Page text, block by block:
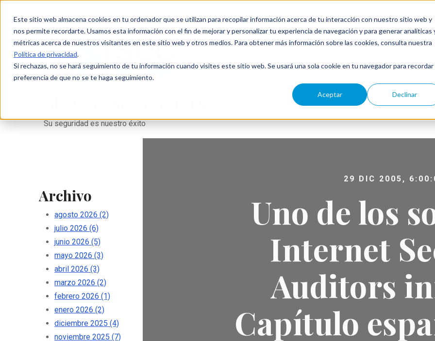
Este sitio web almacena cookies en tu ordenador que se utilizan para recopilar información acerca de tu interacción con nuestro sitio web y
nos permite recordarte. Usamos esta información con el fin de mejorar y personalizar tu experiencia de navegación y para generar analíticas
métricas acerca de nuestros visitantes en este sitio web y otros medios. Para obtener más información sobre las cookies, consulta nuestra
Política de privacidad.
Si rechazas, no se hará seguimiento de tu información cuando visites este sitio web. Se usará una sola cookie en tu navegador para
preferencia de que no se te haga seguimiento.
Aceptar Declinar
Su seguridad es nuestro éxito
Archivo
agosto 2026 (2)
julio 2026 (6)
junio 2026 (5)
mayo 2026 (3)
abril 2026 (3)
marzo 2026 (2)
febrero 2026 (1)
enero 2026 (2)
diciembre 2025 (4)
noviembre 2025 (7)
29 DIC 2005,
Uno de los
Internet
Auditors
Capítulo